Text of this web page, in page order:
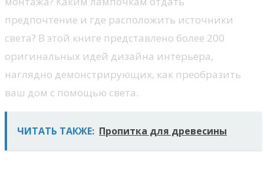
предпочтение и где расположить источники
света? В этой книге представлено более 200
оригинальных идей дизайна интерьера,
наглядно демонстрирующих, как преобразить
ваш дом с помощью света.
ЧИТАТЬ ТАКЖЕ: Пропитка для древесины